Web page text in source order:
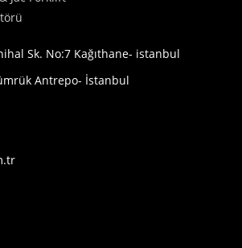
Sk. No:7 Kağıthane- istanbul
Antrepo- İstanbul